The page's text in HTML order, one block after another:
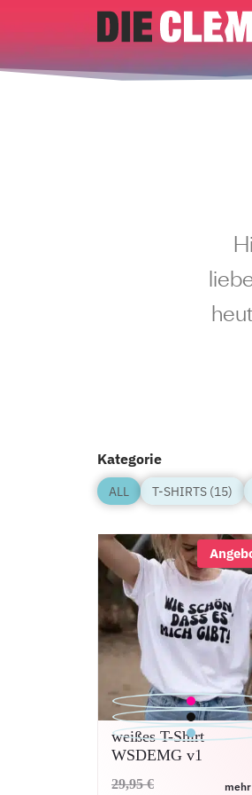
springen
Kategorie
ALL T-SHIRTS (15)
weißes T-Shirt
WSDEMG v1
29,95€Ursprünglicher
mehr